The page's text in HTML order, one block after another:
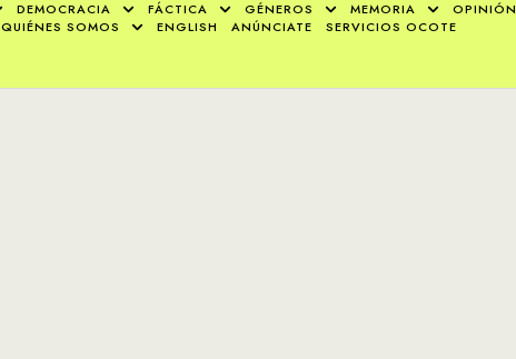
DEMOCRACIA FÁCTICA GÉNEROS MEMORIA OPINIÓN
QUIÉNES SOMOS
ENGLISH ANÚNCIATE SERVICIOS OCOTE